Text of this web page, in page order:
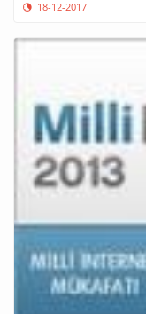
18-12-2017